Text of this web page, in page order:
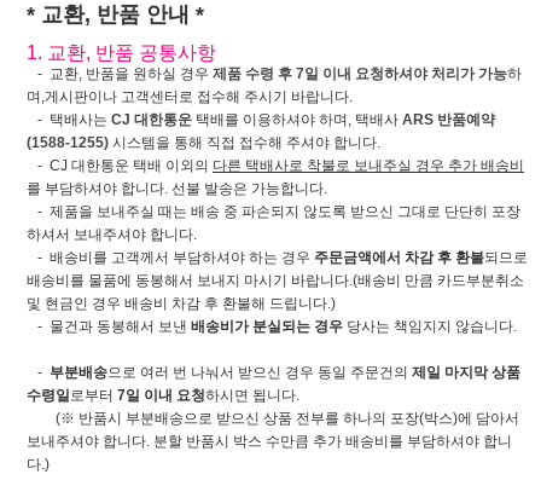
* 교환, 반품 안내 *
1. 교환, 반품 공통사항
- 교환, 반품을 원하실 경우 제품 수령 후 7일 이내 요청하셔야 처리가 가능하
며,게시판이나 고객센터로 접수해 주시기 바랍니다.
- 택배사는 CJ 대한통운 택배를 이용하셔야 하며, 택배사 ARS 반품예약
(1588-1255) 시스템을 통해 직접 접수해 주셔야 합니다.
- CJ 대한통운 택배 이외의 다른 택배사로 착불로 보내주실 경우 추가 배송비
를 부담하셔야 합니다. 선불 발송은 가능합니다.
- 제품을 보내주실 때는 배송 중 파손되지 않도록 받으신 그대로 단단히 포장
하셔서 보내주셔야 합니다.
- 배송비를 고객께서 부담하셔야 하는 경우 주문금액에서 차감 후 환불되므로
배송비를 물품에 동봉해서 보내지 마시기 바랍니다.(배송비 만큼 카드부분취소
및 현금인 경우 배송비 차감 후 환불해 드립니다.)
- 물건과 동봉해서 보낸 배송비가 분실되는 경우 당사는 책임지지 않습니다.
- 부분배송으로 여러 번 나눠서 받으신 경우 동일 주문건의 제일 마지막 상품
수령일 로부터 7일 이내 요청하시면 됩니다.
(※ 반품시 부분배송으로 받으신 상품 전부를 하나의 포장(박스)에 담아서
보내주셔야 합니다. 분할 반품시 박스 수만큼 추가 배송비를 부담하셔야 합니
다.)